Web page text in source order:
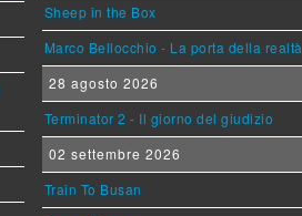
Sheep in the Box
Marco Bellocchio - La porta della realtà
28 agosto 2026
Terminator 2 - Il giorno del giudizio
02 settembre 2026
Train To Busan